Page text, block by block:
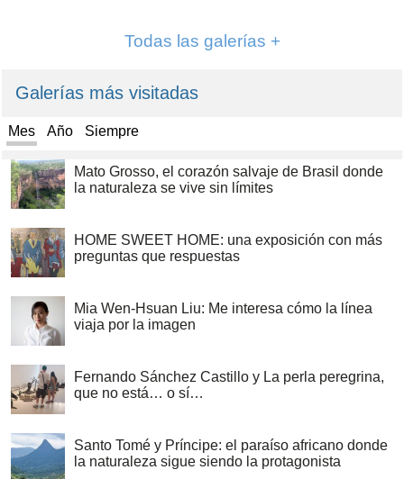
Todas las galerías +
Galerías más visitadas
Mes Año Siempre
Mato Grosso, el corazón salvaje de Brasil donde
la naturaleza se vive sin límites
HOME SWEET HOME: una exposición con más
preguntas que respuestas
Mia Wen-Hsuan Liu: Me interesa cómo la línea
viaja por la imagen
Fernando Sánchez Castillo y La perla peregrina,
que no está… o sí…
Santo Tomé y Príncipe: el paraíso africano donde
la naturaleza sigue siendo la protagonista